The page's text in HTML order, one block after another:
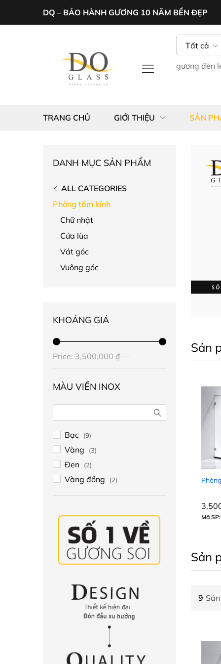
DQ – BẢO HÀNH GƯƠNG 10 NĂM BỀN ĐẸP
Tất cả
gương đèn
TRANG CHỦ GIỚI THIỆU SẢN
Sản
Mã
Sản
9
DANH MỤC SẢN PHẨM
ALL CATEGORIES
Phòng tắm kính
Chữ nhật
Cửa lùa
Vát góc
Vuông góc
KHOẢNG GIÁ
Price: 3,500,000 ₫ —
MÀU VIỀN INOX
Bạc (9)
Vàng (3)
Đen (2)
Vàng đồng (2)